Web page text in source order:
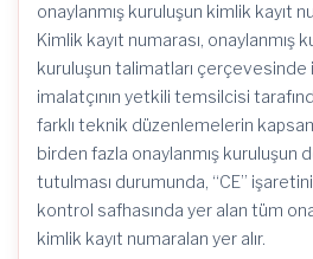
onaylanmış kuruluşun kimlik kayıt
Kimlik kayıt numarası, onaylanmış
kuruluşun talimatları çerçevesinde
imalatçının yetkili temsilcisi
farklı teknik düzenlemelerin
birden fazla onaylanmış kuruluşun
tutulması durumunda, “CE”
kontrol safhasında yer alan tüm
kimlik kayıt numaralan yer alır.